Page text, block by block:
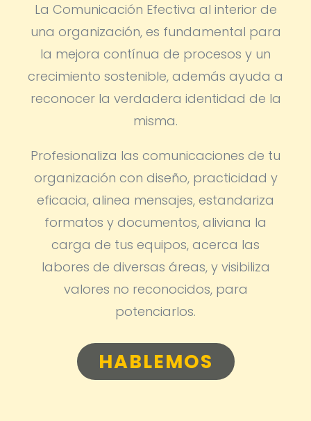
La Comunicación Efectiva al interior de
una organización, es fundamental para
la mejora contínua de procesos y un
crecimiento sostenible, además ayuda a
reconocer la verdadera identidad de la
misma.
Profesionaliza las comunicaciones de tu
organización con diseño, practicidad y
eficacia, alinea mensajes, estandariza
formatos y documentos, aliviana la
carga de tus equipos, acerca las
labores de diversas áreas, y visibiliza
valores no reconocidos, para
potenciarlos.
HABLEMOS